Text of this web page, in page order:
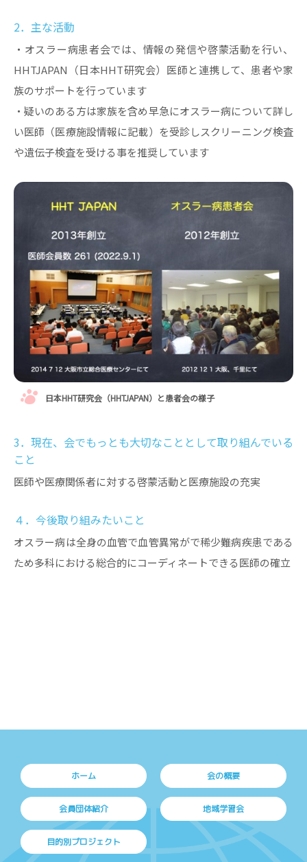
2．主な活動
・オスラー病患者会では、情報の発信や啓蒙活動を行い、
HHTJAPAN（日本HHT研究会）医師と連携して、患者や家
族のサポートを行っています
・疑いのある方は家族を含め早急にオスラー病について詳し
い医師（医療施設情報に記載）を受診しスクリーニング検査
や遺伝子検査を受ける事を推奨しています
日本HHT研究会（HHTJAPAN）と患者会の様子
3．現在、会でもっとも大切なこととして取り組んでいる
こと
医師や医療関係者に対する啓蒙活動と医療施設の充実
４．今後取り組みたいこと
オスラー病は全身の血管で血管異常がで稀少難病疾患である
ため多科における総合的にコーディネートできる医師の確立
ホーム 会の概要
会員団体紹介 地域学習会
目的別プロジェクト